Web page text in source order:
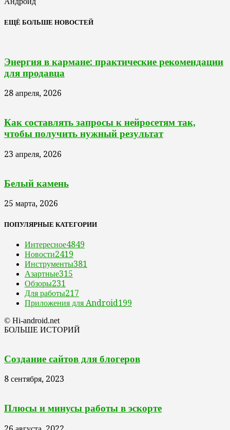
ЕЩЁ БОЛЬШЕ НОВОСТЕЙ
Энергия в кармане: практические рекомендации
для продавца
28 апреля, 2026
Как составлять запросы к нейросетям так,
чтобы получить нужный результат
23 апреля, 2026
Белый камень
25 марта, 2026
ПОПУЛЯРНЫЕ КАТЕГОРИИ
Интересное4849
Новости2419
Инструменты381
Азартные315
Обзоры231
Для работы217
Приложения для Android199
© Hi-android.net
БОЛЬШЕ ИСТОРИЙ
Создание сайтов для блогеров
8 сентября, 2023
Плюсы и минусы работы в эскорте